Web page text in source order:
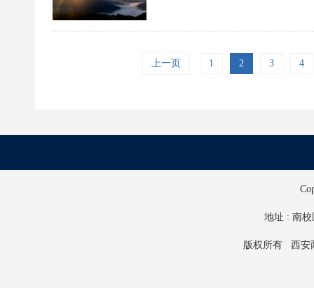
上一页 1 2 3 4
地址 : 南校
版权所有 西安